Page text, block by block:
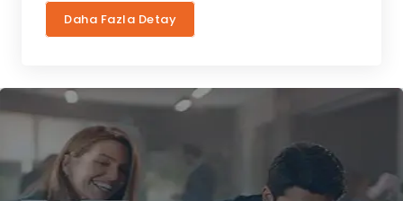
Daha Fazla Detay